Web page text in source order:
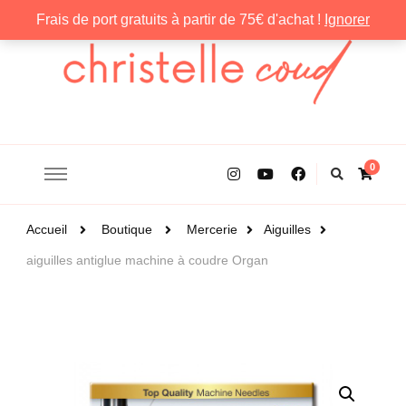
Frais de port gratuits à partir de 75€ d'achat ! Ignorer
0
Accueil Boutique Mercerie Aiguilles
aiguilles antiglue machine à coudre Organ